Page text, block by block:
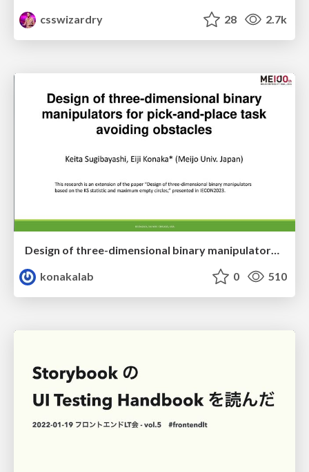
csswizardry
28 2.7k
Design of three-dimensional binary manipulators for pick-and-place task avoiding obstacles (IECON2024)
konakalab
0 510